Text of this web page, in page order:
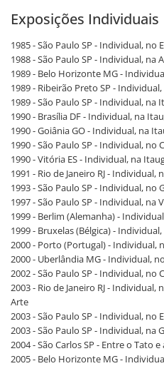
Exposições Individuais
1985 - São Paulo SP - Individual, no
1988 - São Paulo SP - Individual, na
1989 - Belo Horizonte MG -
1989 - Ribeirão Preto SP -
1989 - São Paulo SP - Individual, na
1990 - Brasília DF - Individual, na
1990 - Goiânia GO - Individual, na
1990 - São Paulo SP - Individual, no
1990 - Vitória ES - Individual, na
1991 - Rio de Janeiro RJ - Individual,
1993 - São Paulo SP - Individual, no
1997 - São Paulo SP - Individual, na
1999 - Berlim (Alemanha) -
1999 - Bruxelas (Bélgica) -
2000 - Porto (Portugal) - Individual,
2000 - Uberlândia MG - Individual,
2002 - São Paulo SP - Individual, no
2003 - Rio de Janeiro RJ -
Arte
2003 - São Paulo SP - Individual, no
2003 - São Paulo SP - Individual, na
2004 - São Carlos SP - Entre o Tato
2005 - Belo Horizonte MG -